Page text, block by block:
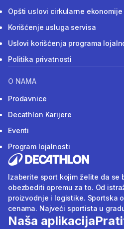
Opšti uslovi cirkularne ekonomije
Korišćenje usluga servisa
Uslovi korišćenja programa
Politika privatnosti
O NAMA
Prodavnice
Decathlon Karijere
Eventi
Program lojalnosti
Izaberite sport kojim želite da se
obezbediti opremu za to. Od
proizvodnje i logistike. Sportska
cenama. Najveći sportista u
Naša aplikacija